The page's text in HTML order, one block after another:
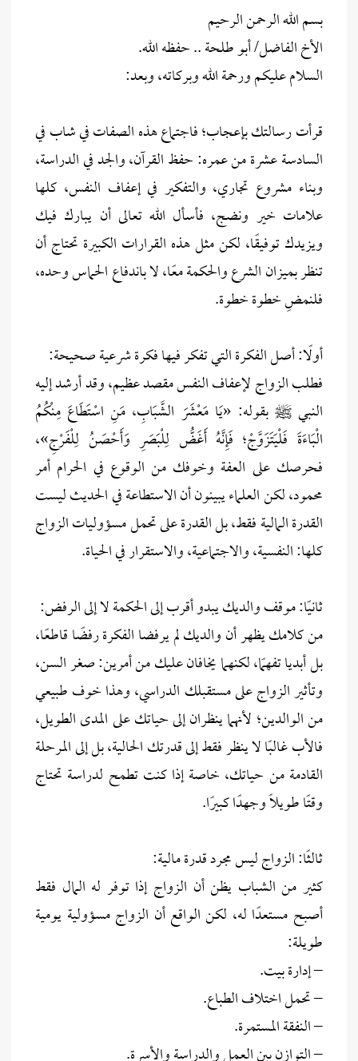
بسم الله الرحمن الرحيم
الأخ الفاضل/ أبو طلحة .. حفظه الله.
السلام عليكم ورحمة الله وبركاته، وبعد:
قرأت رسالتك بإعجاب؛ فاجتماع هذه الصفات في شاب في
السادسة عشرة من عمره: حفظ القرآن، والجد في الدراسة،
وبناء مشروع تجاري، والتفكير في إعفاف النفس، كلها
علامات خير ونضج، فأسأل الله تعالى أن يبارك فيك
ويزيدك توفيقًا، لكن مثل هذه القرارات الكبيرة تحتاج أن
تنظر بميزان الشرع والحكمة معًا، لا باندفاع الحماس وحده،
فلنمضِ خطوة خطوة.
أولًا: أصل الفكرة التي تفكر فيها فكرة شرعية صحيحة:
فطلب الزواج لإعفاف النفس مقصد عظيم، وقد أرشد إليه
النبي ﷺ بقوله: «يَا مَعْشَرَ الشَّبَابِ، مَنِ اسْتَطَاعَ مِنْكُمُ
الْبَاءَةَ فَلْيَتَزَوَّجْ؛ فَإِنَّهُ أَغَضُّ لِلْبَصَرِ وَأَحْصَنُ لِلْفَرْجِ»،
فحرصك على العفة وخوفك من الوقوع في الحرام أمر
محمود، لكن العلماء يبينون أن الاستطاعة في الحديث ليست
القدرة المالية فقط، بل القدرة على تحمل مسؤوليات الزواج
كلها: النفسية، والاجتماعية، والاستقرار في الحياة.
ثانيًا: موقف والديك يبدو أقرب إلى الحكمة لا إلى الرفض:
من كلامك يظهر أن والديك لم يرفضا الفكرة رفضًا قاطعًا،
بل أبديا تفهمًا، لكنهما يخافان عليك من أمرين: صغر السن،
وتأثير الزواج على مستقبلك الدراسي، وهذا خوف طبيعي
من الوالدين؛ لأنهما ينظران إلى حياتك على المدى الطويل،
فالأب غالبًا لا ينظر فقط إلى قدرتك الحالية، بل إلى المرحلة
القادمة من حياتك، خاصة إذا كنت تطمح لدراسة تحتاج
وقتًا طويلًا وجهدًا كبيرًا.
ثالثًا: الزواج ليس مجرد قدرة مالية:
كثير من الشباب يظن أن الزواج إذا توفر له المال فقط
أصبح مستعدًا له، لكن الواقع أن الزواج مسؤولية يومية
طويلة:
– إدارة بيت.
– تحمل اختلاف الطباع.
– النفقة المستمرة.